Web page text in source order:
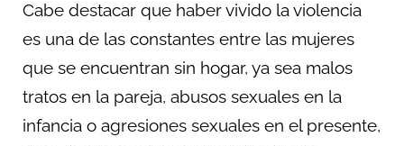
Cabe destacar que haber vivido la violencia
es una de las constantes entre las mujeres
que se encuentran sin hogar, ya sea malos
tratos en la pareja, abusos sexuales en la
infancia o agresiones sexuales en el presente,